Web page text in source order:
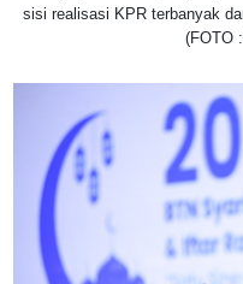
sisi realisasi KPR terbanyak
(FOTO